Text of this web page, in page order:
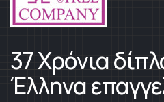
37 Χρόνια
Έλληνα